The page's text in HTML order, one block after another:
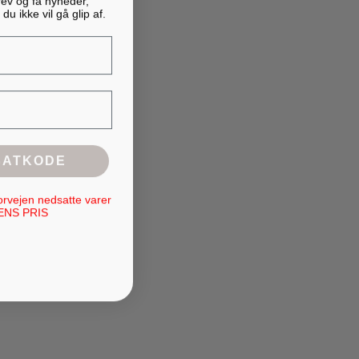
+ 3 % farvepigmenter og UV-beskyttelse.
ikke vil gå glip af.
nedsatte varer
PRIS